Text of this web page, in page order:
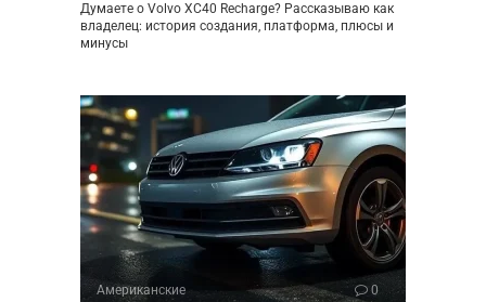
Думаете о Volvo XC40 Recharge? Рассказываю как
владелец: история создания, платформа, плюсы и
минусы
Американские 0